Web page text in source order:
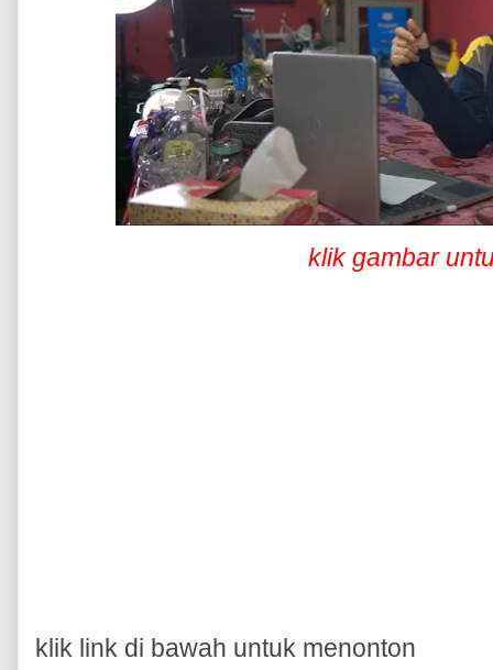
klik gambar
klik link di bawah untuk menonton